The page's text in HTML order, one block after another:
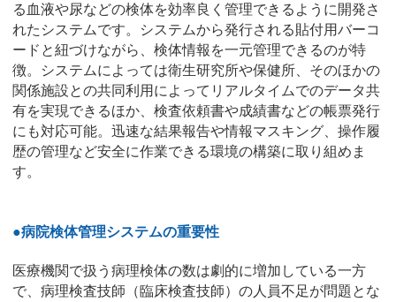
る血液や尿などの検体を効率良く管理できるように開発さ
れたシステムです。システムから発行される貼付用バーコ
ードと紐づけながら、検体情報を一元管理できるのが特
徴。システムによっては衛生研究所や保健所、そのほかの
関係施設との共同利用によってリアルタイムでのデータ共
有を実現できるほか、検査依頼書や成績書などの帳票発行
にも対応可能。迅速な結果報告や情報マスキング、操作履
歴の管理など安全に作業できる環境の構築に取り組めま
す。
●病院検体管理システムの重要性
医療機関で扱う病理検体の数は劇的に増加している一方
で、病理検査技師（臨床検査技師）の人員不足が問題とな